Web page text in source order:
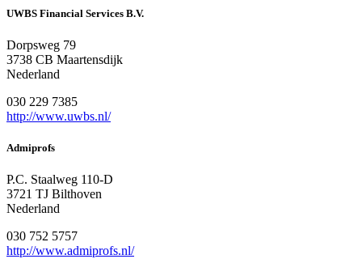
UWBS Financial Services B.V.
Dorpsweg 79
3738 CB Maartensdijk
Nederland
030 229 7385
http://www.uwbs.nl/
Admiprofs
P.C. Staalweg 110-D
3721 TJ Bilthoven
Nederland
030 752 5757
http://www.admiprofs.nl/